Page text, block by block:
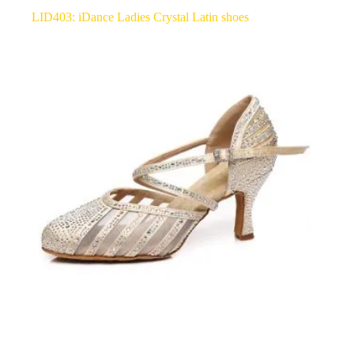
LID403: iDance Ladies Crystal Latin shoes